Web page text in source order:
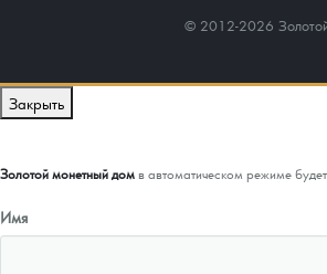
© 2012-2026
Закрыть
Золотой монетный домв автоматическом режиме
Имя